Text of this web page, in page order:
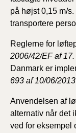
Tidligere
2010)
på højst 0,15 m/
transportere
Reglerne for
2006/42/EF af
Danmark er
693 af 10/06/
Anvendelsen af
alternativ når det
ved for eksempel